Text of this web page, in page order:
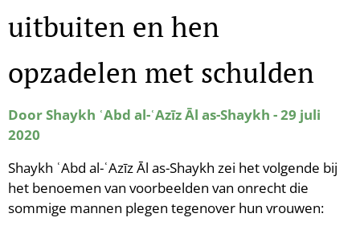
uitbuiten en hen
opzadelen met schulden
Door Shaykh ʿAbd al-ʿAzīz Āl as-Shaykh - 29 juli
2020
Shaykh ʿAbd al-ʿAzīz Āl as-Shaykh zei het volgende bij
het benoemen van voorbeelden van onrecht die
sommige mannen plegen tegenover hun vrouwen: